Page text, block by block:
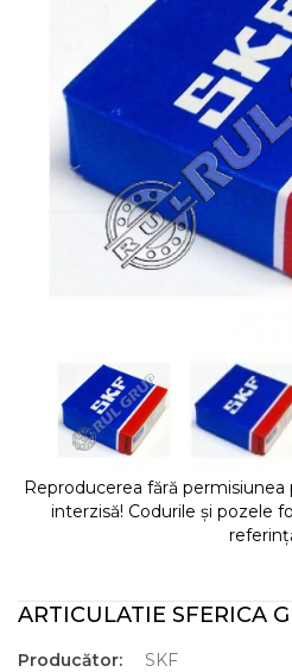
Reproducerea fără
interzisă! Codurile și pozele
ARTICULATIE SFERICA
Producător:
SKF